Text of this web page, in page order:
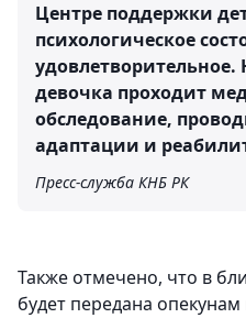
Центре поддержки
психологическое
девочка проходит
обследование,
адаптации и
Пресс-служба КНБ РК
Также отмечено, что в
будет передана